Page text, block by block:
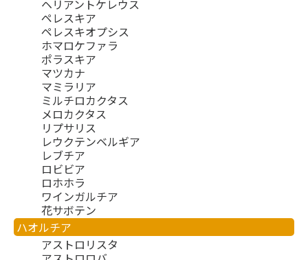
ヘリアントケレウス
ペレスキア
ペレスキオプシス
ホマロケファラ
ポラスキア
マツカナ
マミラリア
ミルチロカクタス
メロカクタス
リプサリス
レウクテンベルギア
レブチア
ロビビア
ロホホラ
ワインガルチア
花サボテン
ハオルチア
アストロリスタ